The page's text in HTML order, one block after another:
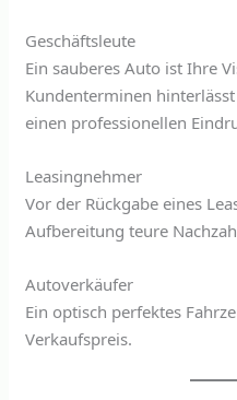
Geschäftsleute
Ein sauberes Auto ist Ihre
Kundenterminen
einen professionellen
Leasingnehmer
Vor der Rückgabe eines
Aufbereitung teure
Autoverkäufer
Ein optisch perfektes
Verkaufspreis.